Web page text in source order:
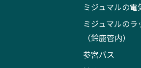
ミジュマルの電
ミジュマルのラ
（鈴鹿管内）
参宮バス